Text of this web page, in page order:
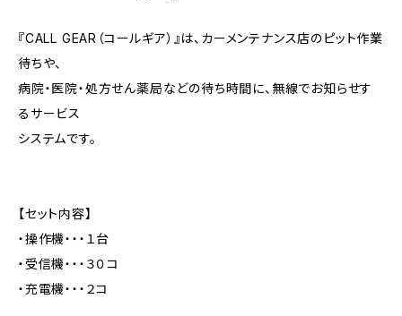
『CALL GEAR（コールギア）』は、カーメンテナンス店のピット作業
待ちや、
病院・医院・処方せん薬局などの待ち時間に、無線でお知らせす
るサービス
システムです。
【セット内容】
・操作機・・・１台
・受信機・・・３０コ
・充電機・・・２コ